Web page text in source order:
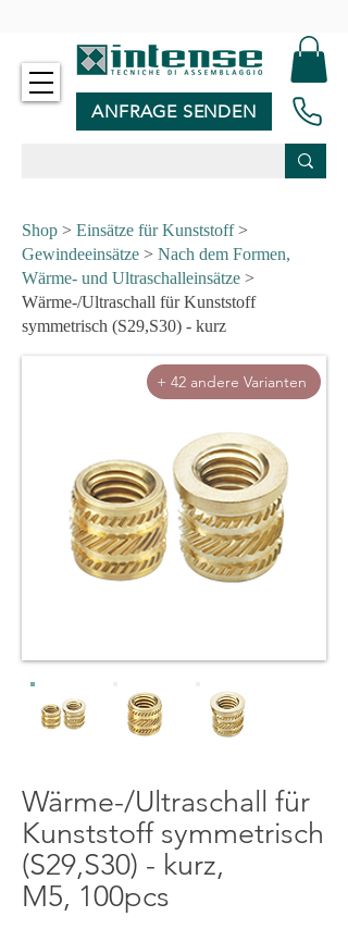
ANFRAGE SENDEN
Shop > Einsätze für Kunststoff>
Gewindeeinsätze > Nach dem Formen,
Wärme- und Ultraschalleinsätze >
Wärme-/Ultraschall für Kunststoff
symmetrisch (S29,S30) - kurz
+ 42 andere Varianten
Wärme-/Ultraschall für
Kunststoff symmetrisch
(S29,S30) - kurz,
M5, 100pcs